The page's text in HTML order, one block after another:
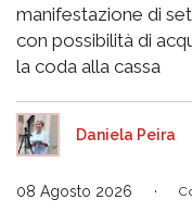
manifestazione di
con possibilità di
la coda alla cassa
Daniela Peira
08 Agosto 2026